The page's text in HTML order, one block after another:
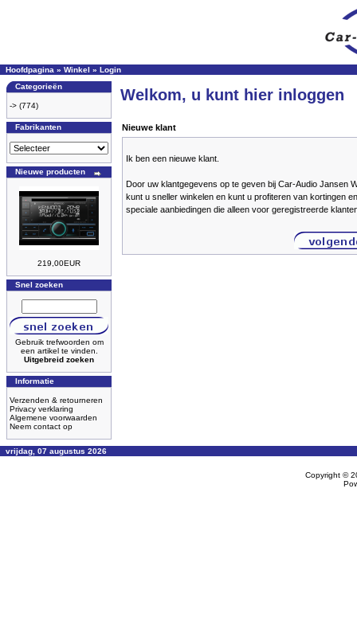
Hoofdpagina » Winkel » Login
Categorieën
-> (774)
Fabrikanten
Nieuwe producten
219,00EUR
Snel zoeken
Gebruik trefwoorden om
een artikel te vinden.
Uitgebreid zoeken
Informatie
Verzenden & retourneren
Privacy verklaring
Algemene voorwaarden
Neem contact op
Welkom, u kunt hier inloggen
Nieuwe klant
Ik ben een nieuwe klant.
Door uw klantgegevens op te geven bij Car-Audio Jansen
kunt u sneller winkelen en kunt u profiteren van kortingen en
speciale aanbiedingen die alleen voor geregistreerde
vrijdag, 07 augustus 2026
Copyright ©